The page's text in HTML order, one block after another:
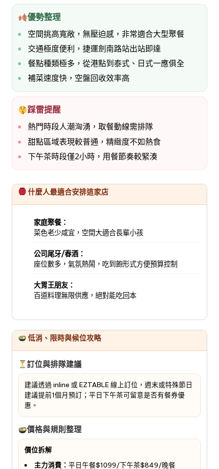
優勢整理
空間挑高寬敞，無壓迫感，非常適合大型聚餐
交通極度便利，捷運劍南路站出站即達
餐點種類極多，從港點到泰式、日式一應俱全
補菜速度快，空盤回收效率高
踩雷提醒
熱門時段人潮洶湧，取餐動線需排隊
甜點區域表現較普通，精緻度不如熱食
下午茶時段僅2小時，用餐節奏較緊湊
什麼人最適合安排這家店
家庭聚餐：
菜色老少咸宜，空間大適合長輩小孩
公司尾牙/春酒：
座位數多，氣氛熱鬧，吃到飽形式方便預算控制
大胃王朋友：
百道料理無限供應，絕對能吃回本
低消、限時與候位攻略
訂位與排隊建議
建議透過 inline 或 EZTABLE 線上訂位，週末或特殊節日
建議提前1個月預訂；平日下午茶可留意是否有餐券優
惠。
價格與規則整理
價位拆解
主力消費： 平日午餐$1099/下午茶$849/晚餐